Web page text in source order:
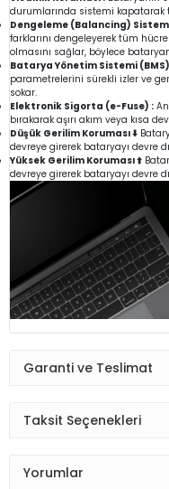
durumlarında sistemi kapatarak
Dengeleme (Balancing)
farklarını dengeleyerek tüm
olmasını sağlar, böylece
Batarya Yönetim Sistemi
parametrelerini sürekli izler ve
sokar.
Elektronik Sigorta (e-Fuse) :
bırakarak aşırı akım veya kısa
Düşük Gerilim Koruması ⬇️
devreye girerek bataryayı devre
Yüksek Gerilim Koruması ⬆️
devreye girerek bataryayı devre
Garanti ve Teslimat
Taksit Seçenekleri
Yorumlar